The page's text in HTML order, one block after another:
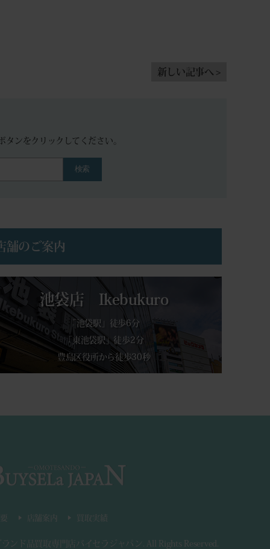
新しい記事へ >
ンをクリックしてください。
検索
舗のご案内
池袋店 Ikebukuro
「池袋駅」徒歩6分
「東池袋駅」徒歩2分
豊島区役所から徒歩30秒
店舗案内 買取実績
ンド品買取専門店バイセラジャパン All Rights Reserved.